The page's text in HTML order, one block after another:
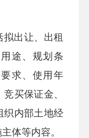
拟出让、出租
途、规划条
求、使用年
买保证金、
织内部土地经
体等内容。